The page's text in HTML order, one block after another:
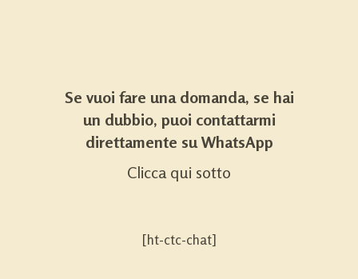
Se vuoi fare una domanda, se hai
un dubbio, puoi contattarmi
direttamente su WhatsApp
Clicca qui sotto
[ht-ctc-chat]